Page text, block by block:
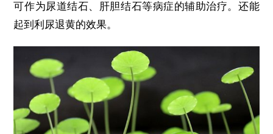
可作为尿道结石、肝胆结石等病症的辅助治疗。还能
起到利尿退黄的效果。